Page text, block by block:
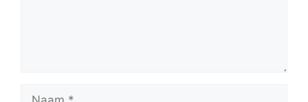
Naam